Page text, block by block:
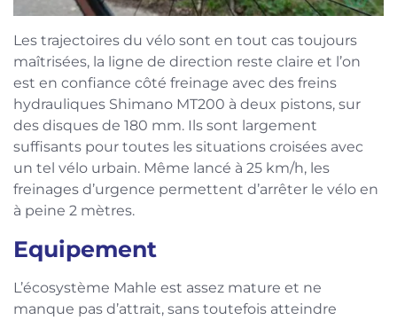
Les trajectoires du vélo sont en tout cas toujours
maîtrisées, la ligne de direction reste claire et l’on
est en confiance côté freinage avec des freins
hydrauliques Shimano MT200 à deux pistons, sur
des disques de 180 mm. Ils sont largement
suffisants pour toutes les situations croisées avec
un tel vélo urbain. Même lancé à 25 km/h, les
freinages d’urgence permettent d’arrêter le vélo en
à peine 2 mètres.
Equipement
L’écosystème Mahle est assez mature et ne
manque pas d’attrait, sans toutefois atteindre